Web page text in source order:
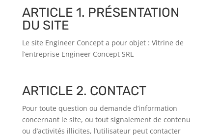
ARTICLE 1. PRÉSENTATION
DU SITE
Le site Engineer Concepta pour objet : Vitrine de
l’entreprise Engineer Concept SRL
ARTICLE 2. CONTACT
Pour toute question ou demande d’information
concernant le site, ou tout signalement de contenu
ou d’activités illicites, l’utilisateur peut contacter